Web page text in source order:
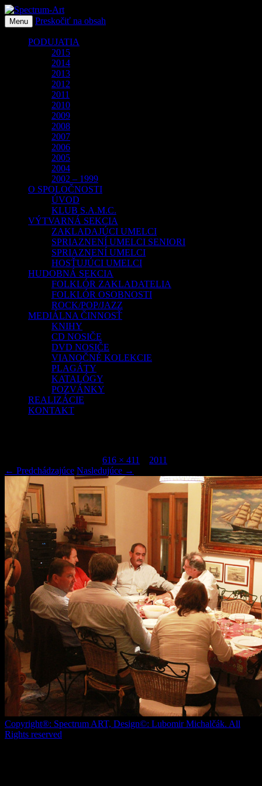
Spectrum-Art
O spoločnosti Spectrum Art
Menu Preskočiť na obsah
PODUJATIA
2015
2014
2013
2012
2011
2010
2009
2008
2007
2006
2005
2004
2002 – 1999
O SPOLOČNOSTI
ÚVOD
KLUB S.A.M.C.
VÝTVARNÁ SEKCIA
ZAKLADAJÚCI UMELCI
SPRIAZNENÍ UMELCI SENIORI
SPRIAZNENÍ UMELCI
HOSŤUJÚCI UMELCI
HUDOBNÁ SEKCIA
FOLKLÓR ZAKLADATELIA
FOLKLÓR OSOBNOSTI
ROCK/POP/JAZZ
MEDIÁLNA ČINNOSŤ
KNIHY
CD NOSIČE
DVD NOSIČE
VIANOČNÉ KOLEKCIE
PLAGÁTY
KATALÓGY
POZVÁNKY
REALIZÁCIE
KONTAKT
616 × 411 2011
← Predchádzajúce Nasledujúce →
Copyright®: Spectrum ART, Design©: Lubomir Michalčák. All
Rights reserved